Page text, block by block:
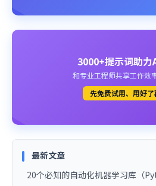
3000+提示词助力
和专业工程师共享工作效
先免费试用、用好
最新文章
20个必知的自动化机器学习库（